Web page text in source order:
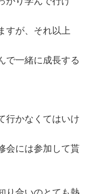
すが、それ以上
で一緒に成長する
行かなくてはいけ
会には参加して貰